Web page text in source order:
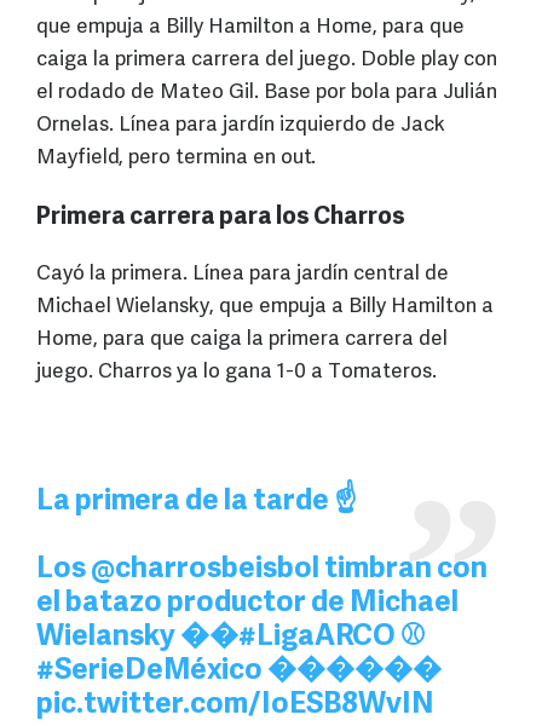
que empuja a Billy Hamilton a Home, para que
caiga la primera carrera del juego. Doble play con
el rodado de Mateo Gil. Base por bola para Julián
Ornelas. Línea para jardín izquierdo de Jack
Mayfield, pero termina en out.
Primera carrera para los Charros
Cayó la primera. Línea para jardín central de
Michael Wielansky, que empuja a Billy Hamilton a
Home, para que caiga la primera carrera del
juego. Charros ya lo gana 1-0 a Tomateros.
La primera de la tarde ☝️
Los @charrosbeisbol timbran con
el batazo productor de Michael
Wielansky ��#LigaARCO ⚾
#SerieDeMéxico ������
pic.twitter.com/IoESB8WvIN